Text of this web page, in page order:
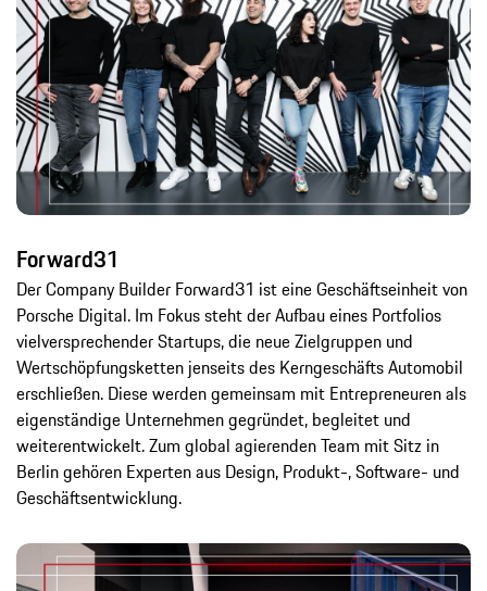
Forward31
Der Company Builder Forward31 ist eine Geschäftseinheit von
Porsche Digital. Im Fokus steht der Aufbau eines Portfolios
vielversprechender Startups, die neue Zielgruppen und
Wertschöpfungsketten jenseits des Kerngeschäfts Automobil
erschließen. Diese werden gemeinsam mit Entrepreneuren als
eigenständige Unternehmen gegründet, begleitet und
weiterentwickelt. Zum global agierenden Team mit Sitz in
Berlin gehören Experten aus Design, Produkt-, Software- und
Geschäftsentwicklung.